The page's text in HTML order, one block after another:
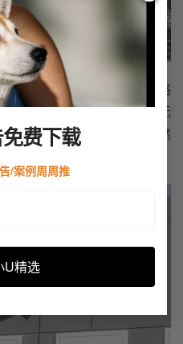
费下载
/案例周周推
U精选
的交通枢纽为支撑，安大略
加之安大略的地价亲民，无
性价比的选择，安大略俨然
中心。